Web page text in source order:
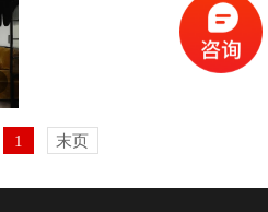
1 末页